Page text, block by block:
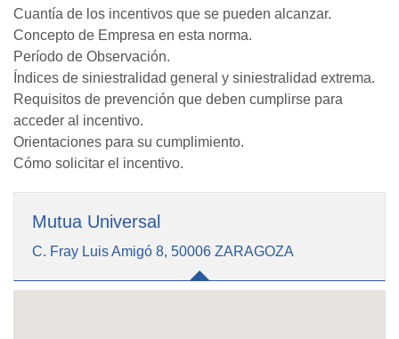
Cuantía de los incentivos que se pueden alcanzar.
Concepto de Empresa en esta norma.
Período de Observación.
Índices de siniestralidad general y siniestralidad extrema.
Requisitos de prevención que deben cumplirse para
acceder al incentivo.
Orientaciones para su cumplimiento.
Cómo solicitar el incentivo.
Mutua Universal
C. Fray Luis Amigó 8, 50006 ZARAGOZA